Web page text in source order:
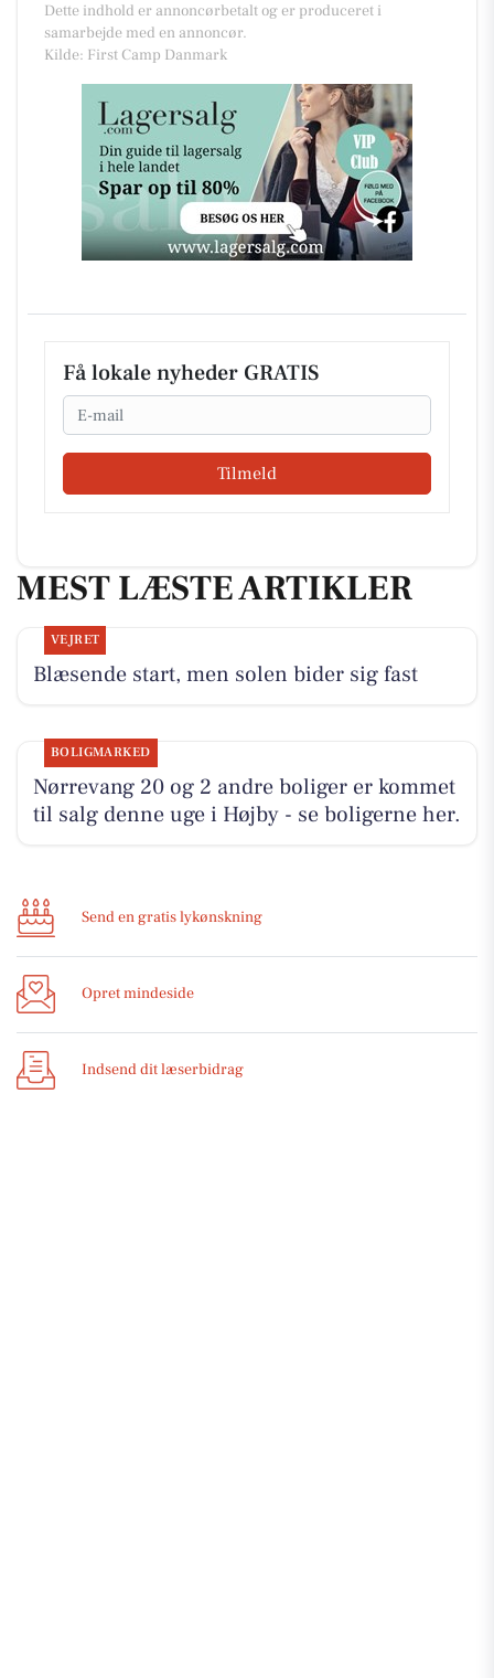
Dette indhold er annoncørbetalt og er produceret i
samarbejde med en annoncør.
Kilde: First Camp Danmark
Få lokale nyheder GRATIS
Email
Tilmeld
MEST LÆSTE ARTIKLER
VEJRET
Blæsende start, men solen bider sig fast
BOLIGMARKED
Nørrevang 20 og 2 andre boliger er kommet
til salg denne uge i Højby - se boligerne her.
Send en gratis lykønskning
Opret mindeside
Indsend dit læserbidrag